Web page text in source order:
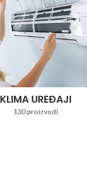
KLIMA UREĐAJI
130 proizvodi